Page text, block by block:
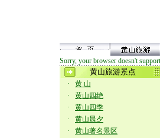
Sorry, your browser doesn't
黄山旅游景点
·
黄 山
·
黄山四绝
·
黄山四季
·
黄山晨夕
·
黄山著名景区